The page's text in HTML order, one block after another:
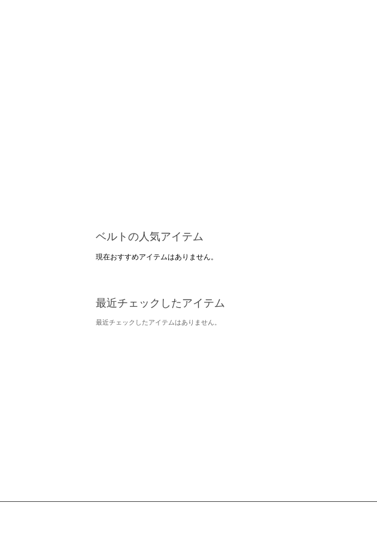
ベルトの人気アイテム
現在おすすめアイテムはありません。
最近チェックしたアイテム
最近チェックしたアイテムはありません。